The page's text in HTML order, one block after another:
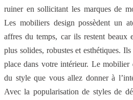
ruiner en sollicitant les marques de
Les mobiliers design possèdent un
affres du temps, car ils restent beaux
plus solides, robustes et esthétiques.
place dans votre intérieur. Le
du style que vous allez donner à
Avec la popularisation de styles de